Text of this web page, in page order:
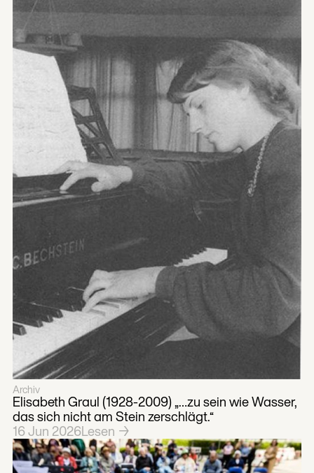
Archiv
Elisabeth Graul (1928-2009) „…zu sein wie Wasser,
das sich nicht am Stein zerschlägt.“
16Jun 2026Lesen →